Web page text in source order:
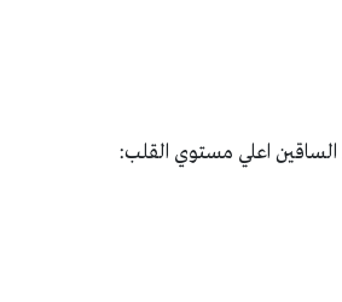
الساقين اعلي مستوي القلب: